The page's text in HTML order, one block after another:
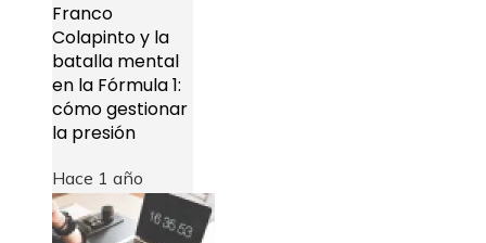
Franco
Colapinto y la
batalla mental
en la Fórmula 1:
cómo gestionar
la presión
Hace 1 año